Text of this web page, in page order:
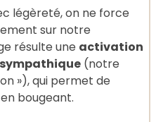
légèreté, on ne force
sur notre
résulte une activation
(notre
»), qui permet de
bougeant.